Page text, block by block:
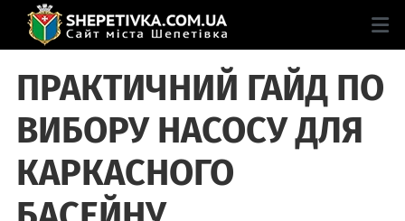
ПРАКТИЧНИЙ ГАЙД ПО
ВИБОРУ НАСОСУ ДЛЯ
КАРКАСНОГО